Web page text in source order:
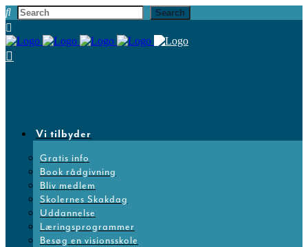
Vi tilbyder
Gratis info
Book rådgivning
Bliv medlem
Skolernes Skakdag
Uddannelse
Læringsprogrammer
Besøg en visionsskole